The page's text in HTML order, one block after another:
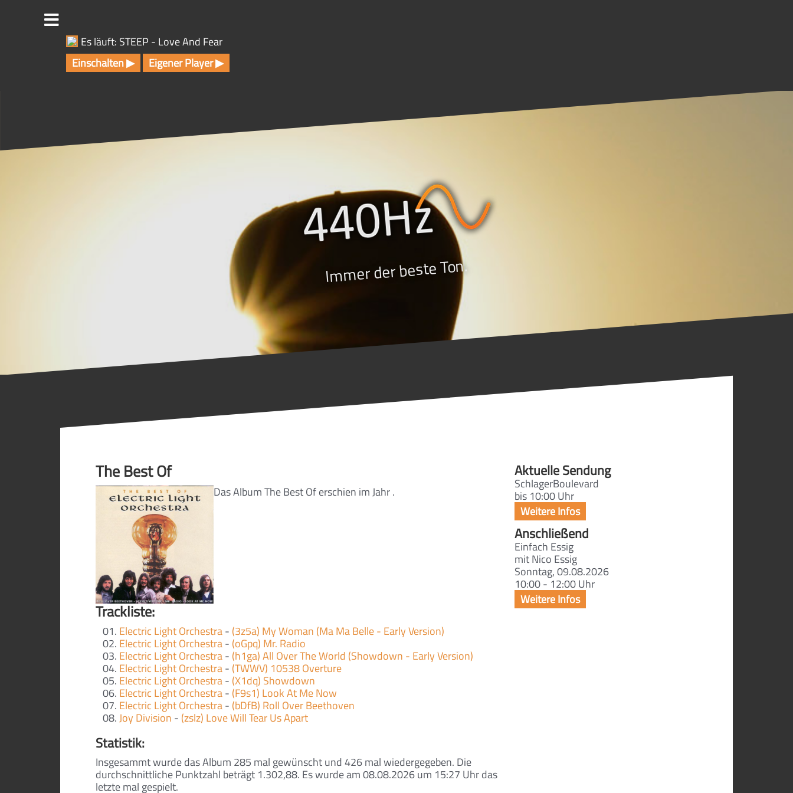
i
Es läuft: STEEP - Love And Fear
Einschalten ▶
Eigener Player ▶
Immer der beste Ton.
The Best Of
Das Album The Best Of erschien im Jahr .
Trackliste:
Electric Light Orchestra- (3z5a) My Woman (Ma Ma Belle - Early Version)
Electric Light Orchestra- (oGpq) Mr. Radio
Electric Light Orchestra- (h1ga) All Over The World (Showdown - Early Version)
Electric Light Orchestra- (TWWV) 10538 Overture
Electric Light Orchestra- (X1dq) Showdown
Electric Light Orchestra- (F9s1) Look At Me Now
Electric Light Orchestra- (bDfB) Roll Over Beethoven
Joy Division - (zslz) Love Will Tear Us Apart
Statistik:
Insgesammt wurde das Album 285 mal gewünscht und 426 mal wiedergegeben. Die
durchschnittliche Punktzahl beträgt 1.302,88. Es wurde am 08.08.2026 um 15:27 Uhr das
letzte mal gespielt.
Aktuelle Sendung
SchlagerBoulevard
bis 10:00 Uhr
Anschließend
Einfach Essig
mit Nico Essig
Sonntag, 09.08.2026
10:00 - 12:00 Uhr